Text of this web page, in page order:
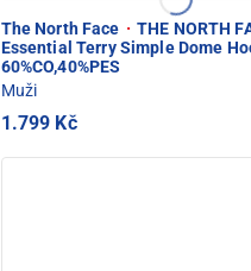
The North Face · THE NORTH
Essential Terry Simple Dome
60%CO,40%PES
Muži
1.799 Kč